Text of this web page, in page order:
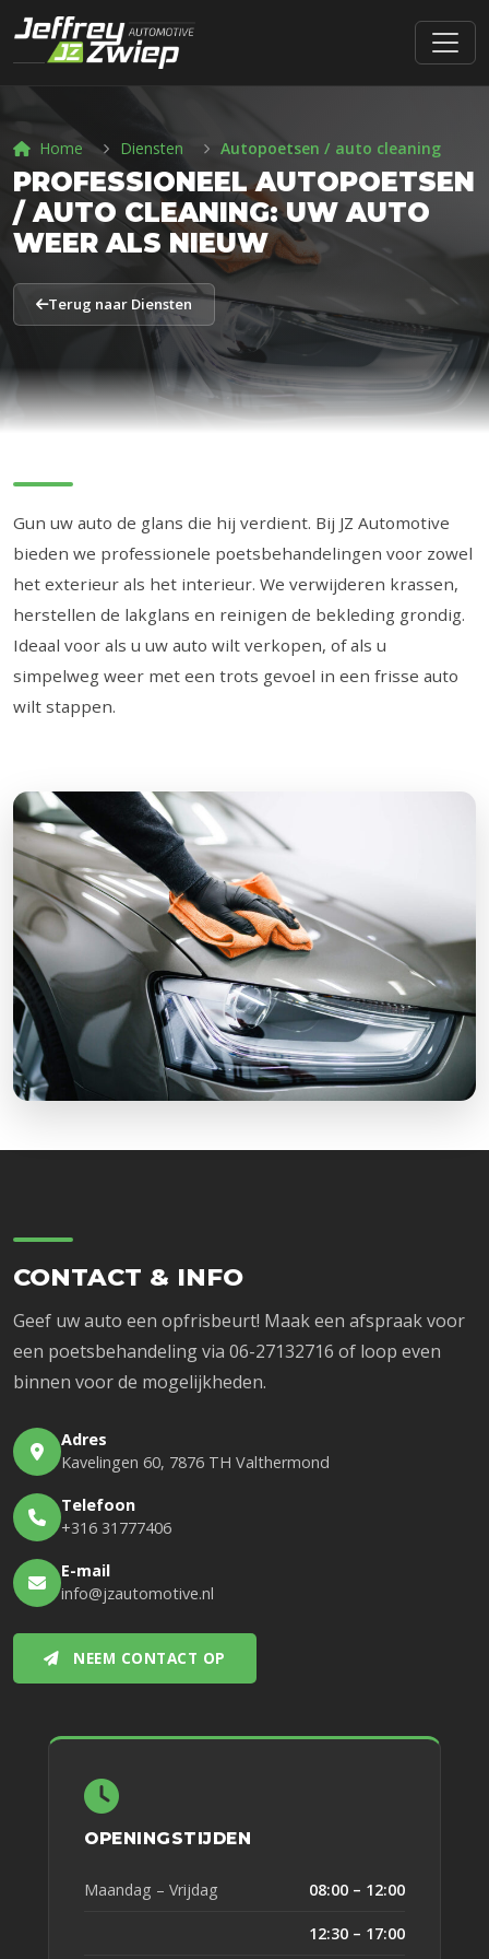
Home Diensten Autopoetsen / auto cleaning
PROFESSIONEEL AUTOPOETSEN
/ AUTO CLEANING: UW AUTO
WEER ALS NIEUW
Terug naar Diensten
Gun uw auto de glans die hij verdient. Bij JZ Automotive
bieden we professionele poetsbehandelingen voor zowel
het exterieur als het interieur. We verwijderen krassen,
herstellen de lakglans en reinigen de bekleding grondig.
Ideaal voor als u uw auto wilt verkopen, of als u
simpelweg weer met een trots gevoel in een frisse auto
wilt stappen.
CONTACT & INFO
Geef uw auto een opfrisbeurt! Maak een afspraak voor
een poetsbehandeling via 06-27132716 of loop even
binnen voor de mogelijkheden.
Adres
Kavelingen 60, 7876 TH Valthermond
Telefoon
+316 31777406
E-mail
info@jzautomotive.nl
NEEM CONTACT OP
OPENINGSTIJDEN
Maandag – Vrijdag 08:00 – 12:00
12:30 – 17:00